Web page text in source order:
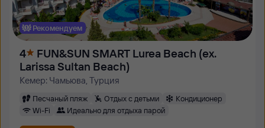
Рекомендуем
4
FUN&SUN SMART Lurea Beach (ex.
Larissa Sultan Beach)
Кемер: Чамьюва, Турция
Песчаный пляж Отдых с детьми
Кондиционер
Wi-Fi
Идеально для отдыха парой